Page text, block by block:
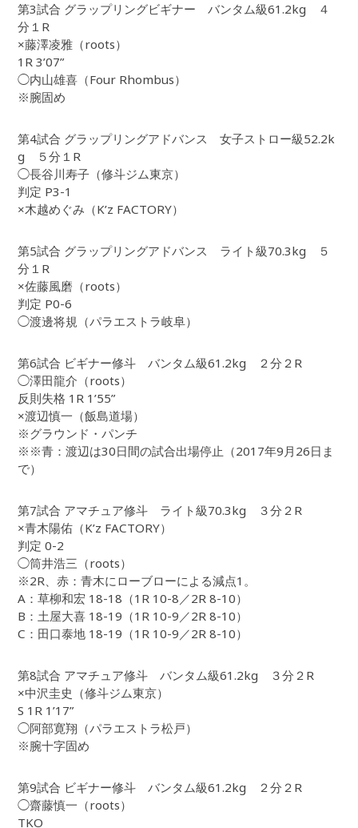
第3試合 グラップリングビギナー バンタム級61.2kg ４
分１R
×藤澤凌雅（roots）
1R 3’07”
◯内山雄喜（Four Rhombus）
※腕固め
第4試合 グラップリングアドバンス 女子ストロー級52.2k
g ５分１R
◯長谷川寿子（修斗ジム東京）
判定 P3-1
×木越めぐみ（K’z FACTORY）
第5試合 グラップリングアドバンス ライト級70.3kg ５
分１R
×佐藤風磨（roots）
判定 P0-6
◯渡邊将規（パラエストラ岐阜）
第6試合 ビギナー修斗 バンタム級61.2kg ２分２R
◯澤田龍介（roots）
反則失格 1R 1’55”
×渡辺慎一（飯島道場）
※グラウンド・パンチ
※※青：渡辺は30日間の試合出場停止（2017年9月26日ま
で）
第7試合 アマチュア修斗 ライト級70.3kg ３分２R
×青木陽佑（K’z FACTORY）
判定 0-2
◯筒井浩三（roots）
※2R、赤：青木にローブローによる減点1。
A：草柳和宏 18-18（1R 10-8／2R 8-10）
B：土屋大喜 18-19（1R 10-9／2R 8-10）
C：田口泰地 18-19（1R 10-9／2R 8-10）
第8試合 アマチュア修斗 バンタム級61.2kg ３分２R
×中沢圭史（修斗ジム東京）
S 1R 1’17”
◯阿部寛翔（パラエストラ松戸）
※腕十字固め
第9試合 ビギナー修斗 バンタム級61.2kg ２分２R
◯齋藤慎一（roots）
TKO